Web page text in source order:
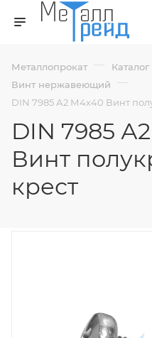
Металлопрокат — Каталог
Винт нержавеющий —
DIN 7985 А2 М4х40 Винт
DIN 7985
Винт
крест